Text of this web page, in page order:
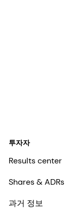
투자자
Results center
Shares & ADRs
과거 정보